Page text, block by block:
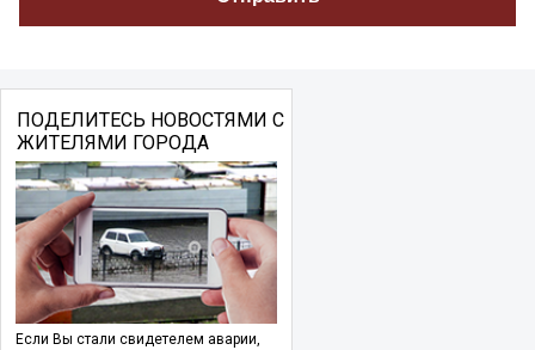
ПОДЕЛИТЕСЬ НОВОСТЯМИ С
ЖИТЕЛЯМИ ГОРОДА
Если Вы стали свидетелем аварии,